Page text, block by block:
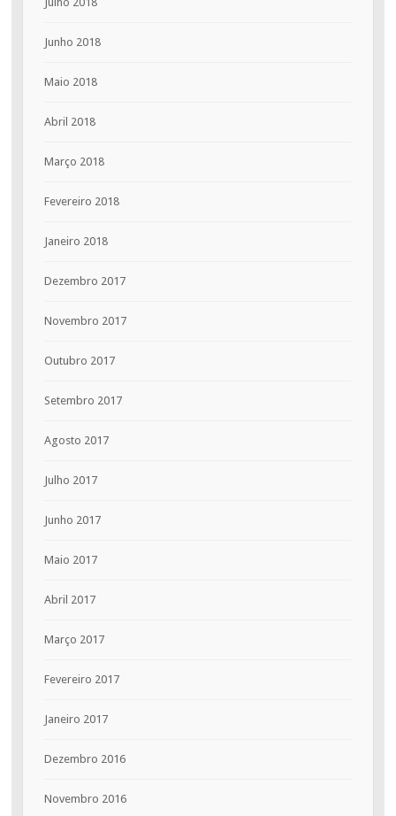
Junho 2018
Maio 2018
Abril 2018
Março 2018
Fevereiro 2018
Janeiro 2018
Dezembro 2017
Novembro 2017
Outubro 2017
Setembro 2017
Agosto 2017
Julho 2017
Junho 2017
Maio 2017
Abril 2017
Março 2017
Fevereiro 2017
Janeiro 2017
Dezembro 2016
Novembro 2016